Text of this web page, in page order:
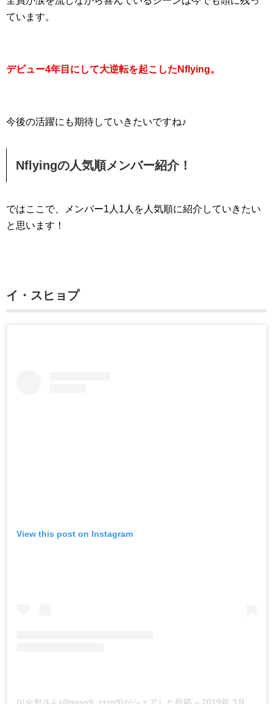
ています。
デビュー4年目にして大逆転を起こしたNflying。
今後の活躍にも期待していきたいですね♪
Nflyingの人気順メンバー紹介！
ではここで、メンバー1人1人を人気順に紹介していきたい
と思います！
イ・スヒョプ
View this post on Instagram